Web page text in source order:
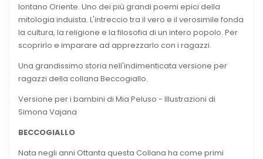
lontano Oriente. Uno dei più grandi poemi epici della
mitologia induista. L'intreccio tra il vero e il verosimile fonda
la cultura, la religione e la filosofia di un intero popolo. Per
scoprirlo e imparare ad apprezzarlo con i ragazzi.
Una grandissimo storia nell'indimenticata versione per
ragazzi della collana Beccogiallo.
Versione per i bambini di Mia Peluso - Illustrazioni di
Simona Vajana
BECCOGIALLO
Nata negli anni Ottanta questa Collana ha come primi